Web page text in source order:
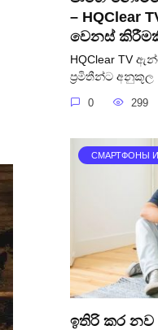
– HQClear
වෙනස්
HQClear TV
ප්‍රමිතීන්ට අනුකූල
0 299
СМАРТФОНЫ
ඉතිරි කර නව